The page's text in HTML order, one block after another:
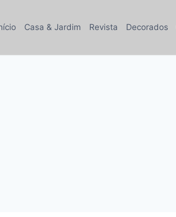
Casa & Jardim Revista Decorados